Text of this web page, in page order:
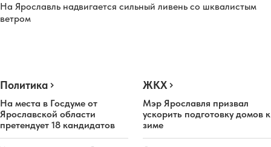
На Ярославль надвигается сильный ливень со шквалистым
ветром
Политика
На места в Госдуме от
Ярославской области
претендует 18 кандидатов
ЖКХ
Мэр Ярославля призвал
ускорить подготовку домов к
зиме